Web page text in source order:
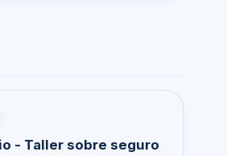
- Taller sobre seguro